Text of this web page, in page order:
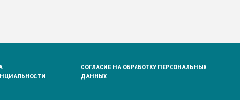
СОГЛАСИЕ НА ОБРАБОТКУ ПЕРСОНАЛЬНЫХ
ДАННЫХ